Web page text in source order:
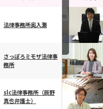
横スクロール可能
法律事務所奥入瀬
さっぽろミモザ法律事
務所
slc法律事務所（辰野
真也弁護士）